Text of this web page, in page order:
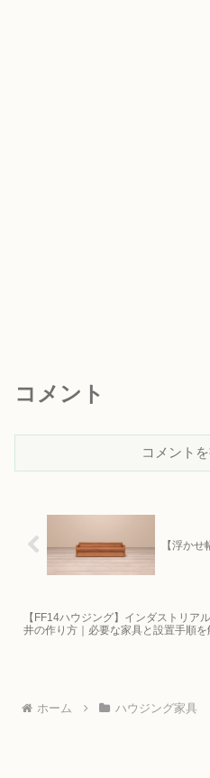
コメント
コメント
【浮か
【FF14ハウジング】インダストリア
井の作り方｜必要な家具と設置手順を
ホーム ハウジング家具